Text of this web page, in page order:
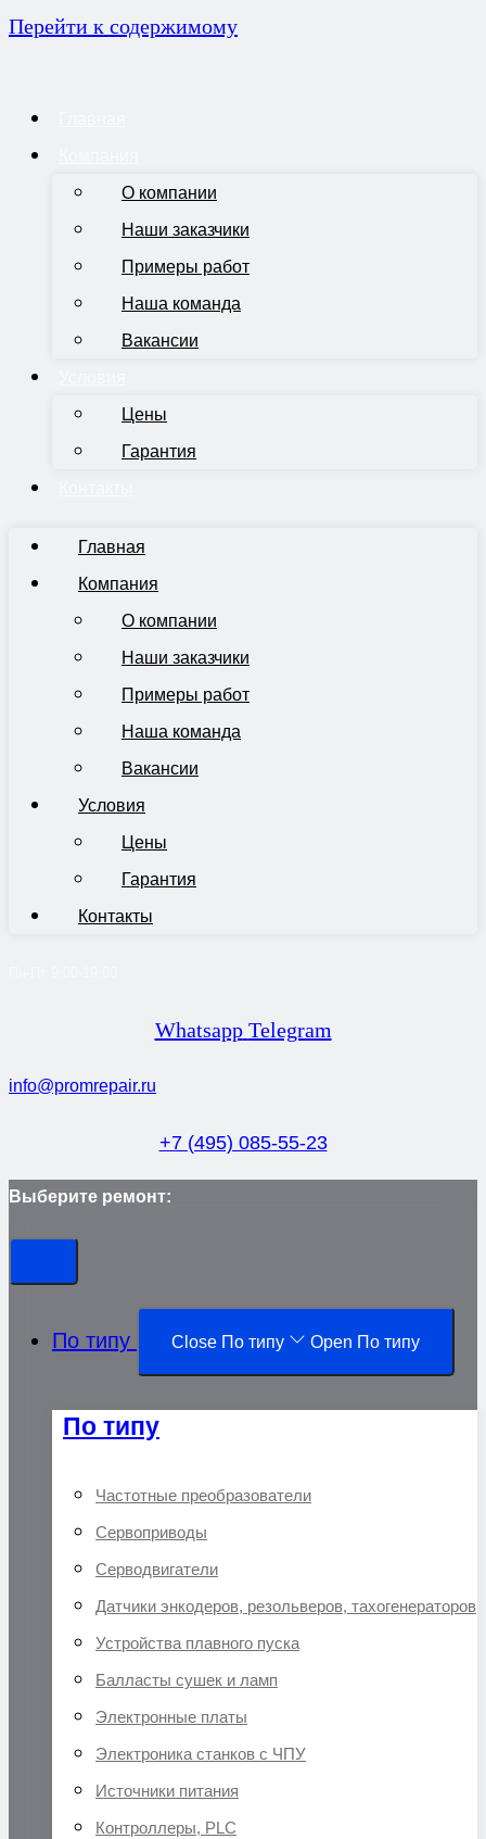
Перейти к содержимому
О компании
Наши заказчики
Примеры работ
Наша команда
Вакансии
Цены
Гарантия
Главная
Компания
О компании
Наши заказчики
Примеры работ
Наша команда
Вакансии
Условия
Цены
Гарантия
Контакты
Whatsapp Telegram
info@promrepair.ru
+7 (495) 085-55-23
Выберите ремонт:
По типу Close По типу Open По типу
По типу
Частотные преобразователи
Сервоприводы
Серводвигатели
Датчики энкодеров, резольверов, тахогенераторов
Устройства плавного пуска
Балласты сушек и ламп
Электронные платы
Электроника станков с ЧПУ
Источники питания
Контроллеры, PLC